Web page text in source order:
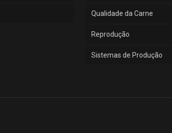
Qualidade da Carne
Reprodução
Sistemas de Produção